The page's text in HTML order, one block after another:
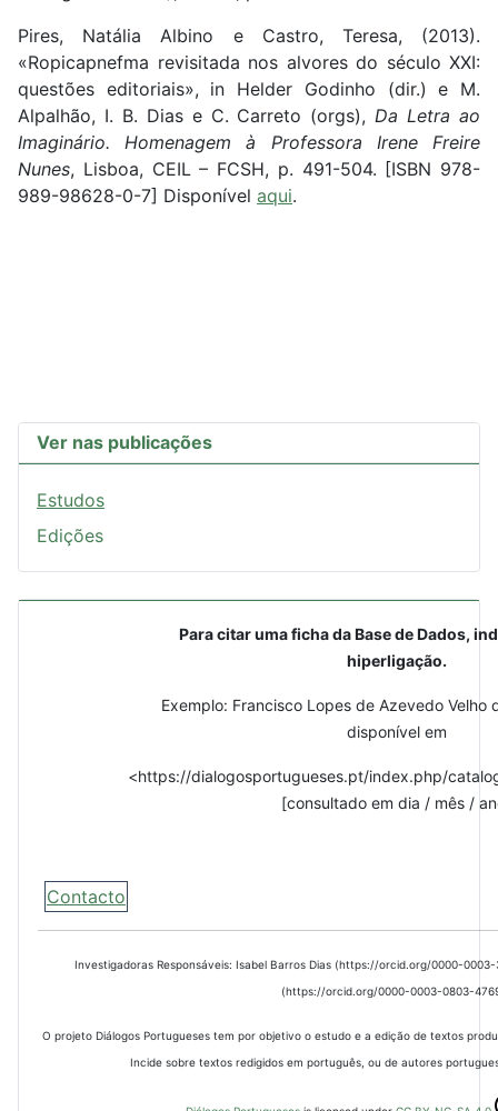
Pires, Natália Albino e Castro, Teresa, (2013).
«Ropicapnefma revisitada nos alvores do século XXI:
questões editoriais», in Helder Godinho (dir.) e M.
Alpalhão, I. B. Dias e C. Carreto (orgs),Da Letra ao
Imaginário. Homenagem à Professora Irene Freire
Nunes, Lisboa, CEIL – FCSH, p. 491-504. [ISBN 978-
989-98628-0-7] Disponível aqui.
Ver nas publicações
Estudos
Edições
Para citar uma ficha da Base de Dados,
hiperligação.
Exemplo: Francisco Lopes de Azevedo Velho
disponível em
<https://dialogosportugueses.pt/index.php/
[consultado em dia / mês /
Contacto
Investigadoras Responsáveis: Isabel Barros Dias (https://orcid.org/0000-
(https://orcid.org/0000-0003-0803-
O projeto Diálogos Portugueses tem por objetivo o estudo e a edição de textos
Incide sobre textos redigidos em português, ou de autores